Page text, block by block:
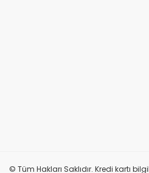
© Tüm Hakları Saklıdır. Kredi kartı